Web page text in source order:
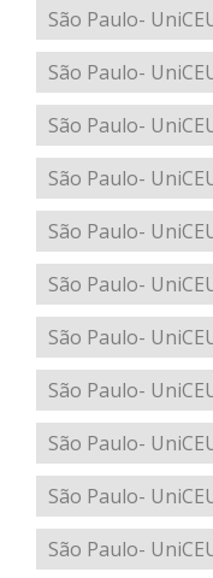
São Paulo-
São Paulo-
São Paulo-
São Paulo-
São Paulo-
São Paulo-
São Paulo-
São Paulo-
São Paulo-
São Paulo-
São Paulo-